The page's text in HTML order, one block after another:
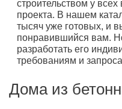
строительством у
проекта. В нашем
тысяч уже готовых, и
понравившийся вам.
разработать его
требованиям и
Дома из